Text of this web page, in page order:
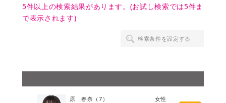
5件以上の検索結果があります。(お試し検索では5件ま
で表示されます)
検索条件を設定する
原 春奈 （7）
女性